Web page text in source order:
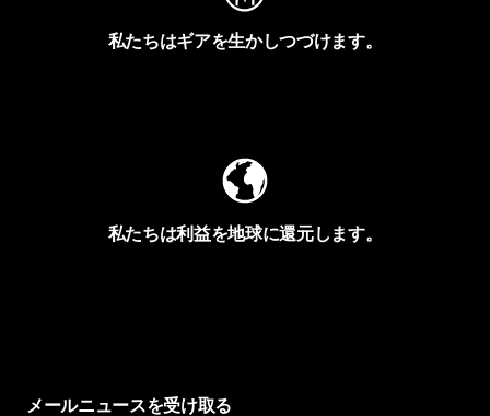
私たちはギアを生かしつづけます。
私たちは利益を地球に還元します。
メールニュースを受け取る